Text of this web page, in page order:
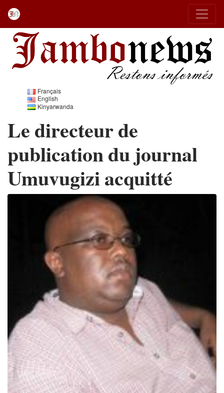
Français
English
Kinyarwanda
Le directeur de
publication du journal
Umuvugizi acquitté